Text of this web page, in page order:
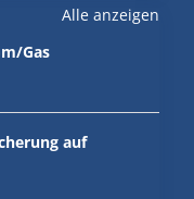
Alle anzeigen
Gas
auf